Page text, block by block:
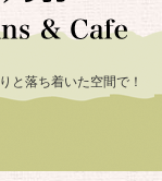
落ち着いた空間で！